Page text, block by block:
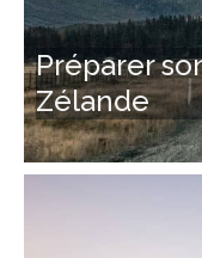
Préparer
Zélande